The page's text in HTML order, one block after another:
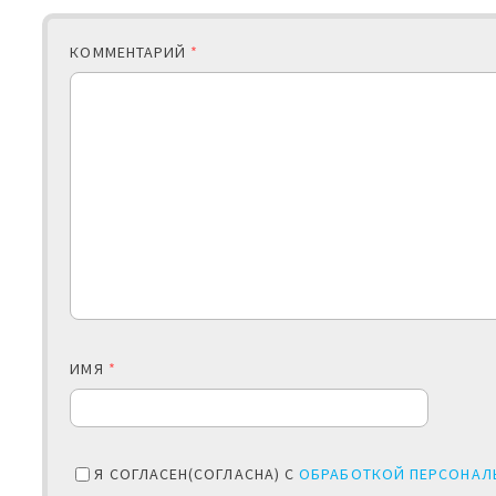
КОММЕНТАРИЙ *
ИМЯ *
Я СОГЛАСЕН(СОГЛАСНА) СОБРАБОТКОЙ